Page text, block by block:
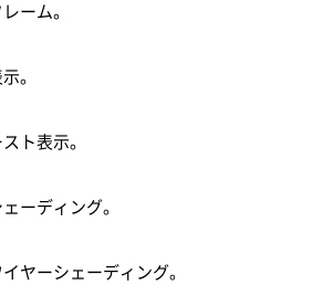
ーム。
。
ト表示。
ーディング。
ヤーシェーディング。